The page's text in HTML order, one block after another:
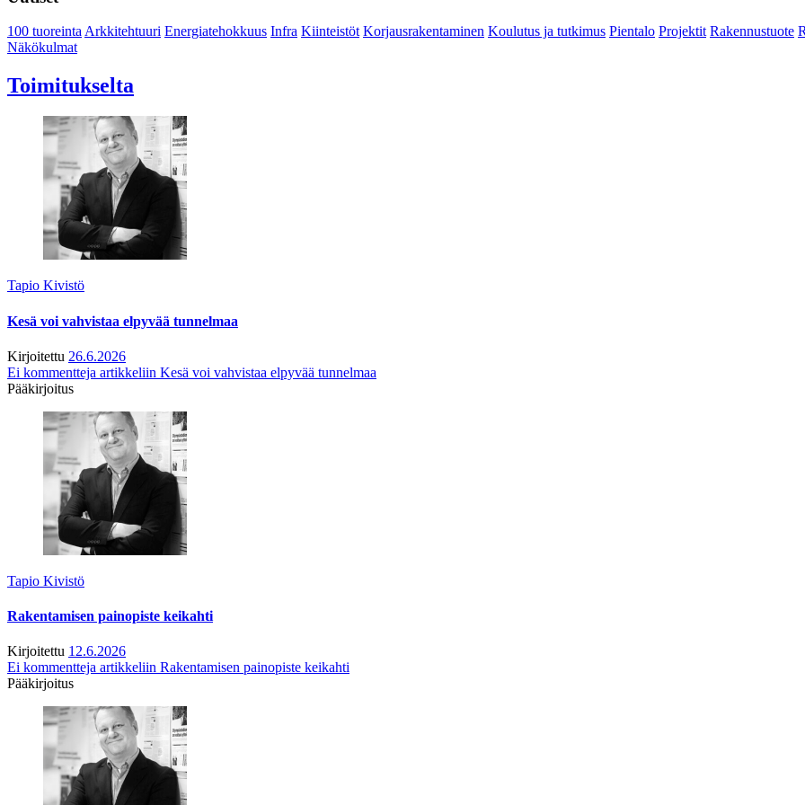
100 tuoreintaArkkitehtuuri Energiatehokkuus Infra Kiinteistöt Korjausrakentaminen Koulutus ja tutkimus Pientalo Projektit Rakennustuote
Näkökulmat
Toimitukselta
Tapio Kivistö
Kesä voi vahvistaa elpyvää tunnelmaa
Kirjoitettu 26.6.2026
Ei kommentteja artikkeliin Kesä voi vahvistaa elpyvää tunnelmaa
Pääkirjoitus
Tapio Kivistö
Rakentamisen painopiste keikahti
Kirjoitettu 12.6.2026
Ei kommentteja artikkeliin Rakentamisen painopiste keikahti
Pääkirjoitus